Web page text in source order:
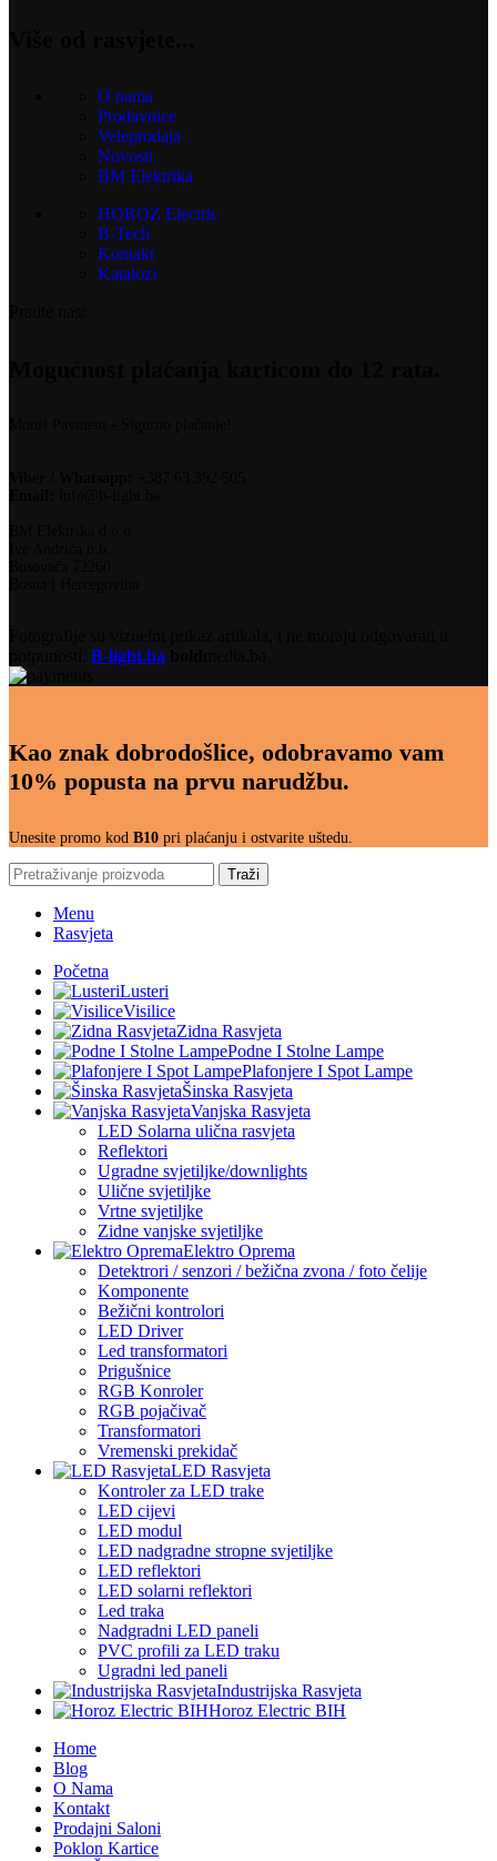
O nama
Prodavnice
Veleprodaja
Novosti
BM Elektrika
HOROZ Electric
B-Tech
Kontakt
Katalozi
B-light.ba
Kao znak dobrodošlice, odobravamo vam
10% popusta na prvu narudžbu.
Unesite promo kod B10 pri plaćanju i ostvarite uštedu.
Traži
Menu
Rasvjeta
Početna
Lusteri
Visilice
Zidna Rasvjeta
Podne I Stolne Lampe
Plafonjere I Spot Lampe
Šinska Rasvjeta
Vanjska Rasvjeta
LED Solarna ulična rasvjeta
Reflektori
Ugradne svjetiljke/downlights
Ulične svjetiljke
Vrtne svjetiljke
Zidne vanjske svjetiljke
Elektro Oprema
Detektrori / senzori / bežična zvona / foto čelije
Komponente
Bežični kontrolori
LED Driver
Led transformatori
Prigušnice
RGB Konroler
RGB pojačivač
Transformatori
Vremenski prekidač
LED Rasvjeta
Kontroler za LED trake
LED cijevi
LED modul
LED nadgradne stropne svjetiljke
LED reflektori
LED solarni reflektori
Led traka
Nadgradni LED paneli
PVC profili za LED traku
Ugradni led paneli
Industrijska Rasvjeta
Horoz Electric BIH
Home
Blog
O Nama
Kontakt
Prodajni Saloni
Poklon Kartice